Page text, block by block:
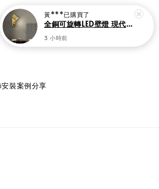
裝案例分享
登入